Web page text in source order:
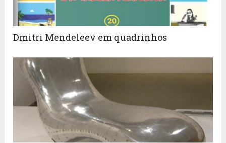
Dmitri Mendeleev em quadrinhos